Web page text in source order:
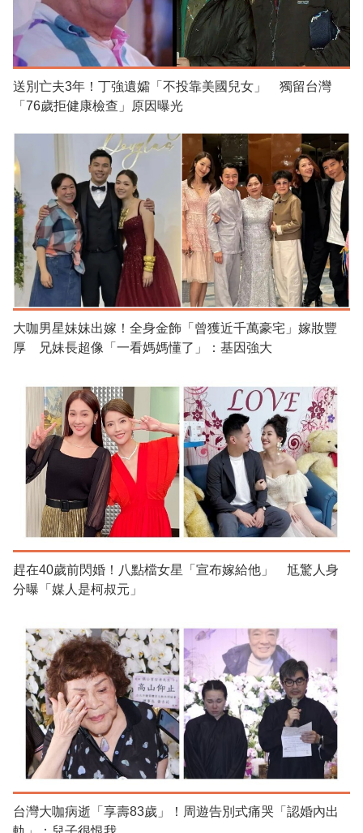
送別亡夫3年！丁強遺孀「不投靠美國兒女」 獨留台灣
「76歲拒健康檢查」原因曝光
大咖男星妹妹出嫁！全身金飾「曾獲近千萬豪宅」嫁妝豐
厚 兄妹長超像「一看媽媽懂了」：基因強大
趕在40歲前閃婚！八點檔女星「宣布嫁給他」 尪驚人身
分曝「媒人是柯叔元」
台灣大咖病逝「享壽83歲」！周遊告別式痛哭「認婚內出